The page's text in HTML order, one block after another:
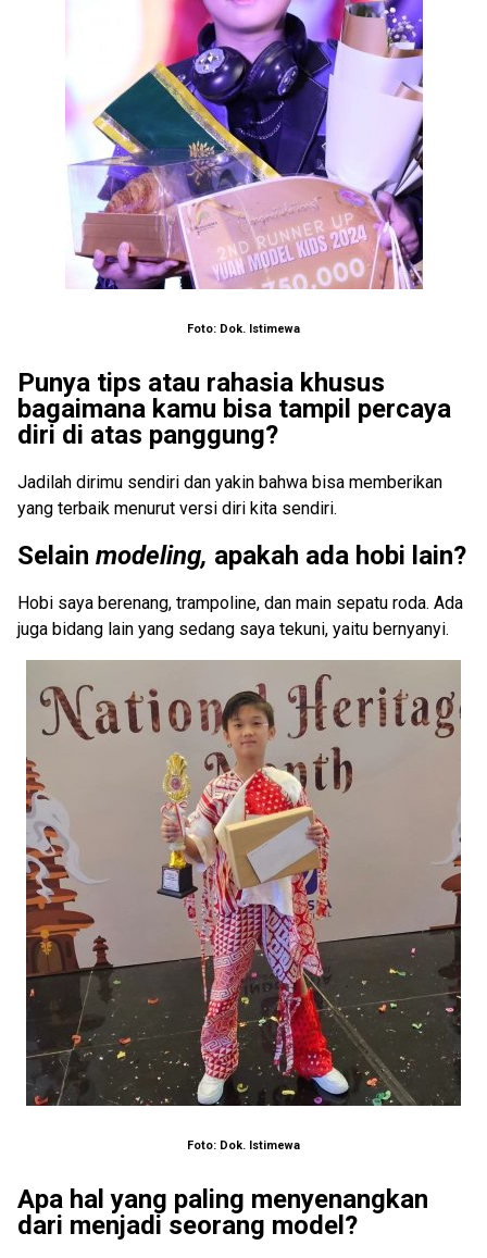
Foto: Dok. Istimewa
Punya tips atau rahasia khusus
bagaimana kamu bisa tampil percaya
diri di atas panggung?
Jadilah dirimu sendiri dan yakin bahwa bisa memberikan
yang terbaik menurut versi diri kita sendiri.
Selain modeling, apakah ada hobi lain?
Hobi saya berenang, trampoline, dan main sepatu roda. Ada
juga bidang lain yang sedang saya tekuni, yaitu bernyanyi.
Foto: Dok. Istimewa
Apa hal yang paling menyenangkan
dari menjadi seorang model?